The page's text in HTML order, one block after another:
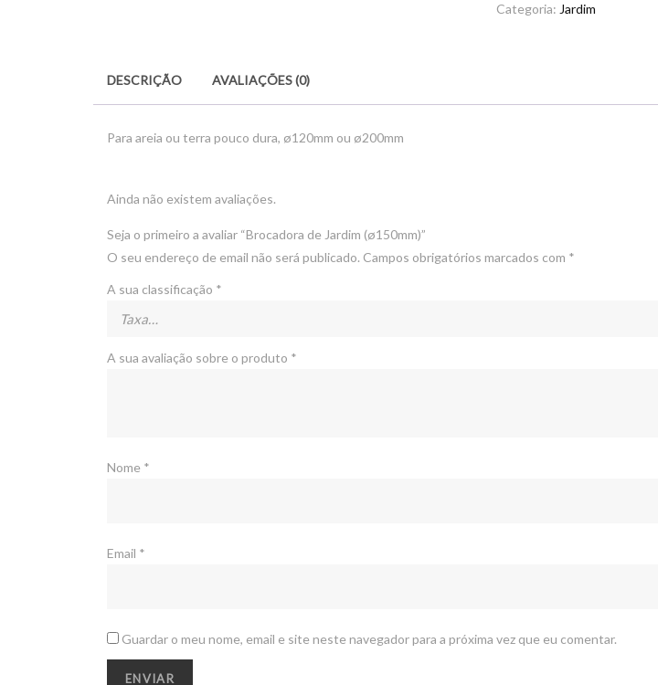
Categoria: Jardim
DESCRIÇÃO AVALIAÇÕES (0)
Para areia ou terra pouco dura, ø120mm ou ø200mm
Ainda não existem avaliações.
Seja o primeiro a avaliar “Brocadora de Jardim (ø150mm)”
O seu endereço de email não será publicado. Campos obrigatórios marcados com *
A sua classificação *
A sua avaliação sobre o produto *
Nome *
Email *
Guardar o meu nome, email e site neste navegador para a próxima vez que eu comentar.